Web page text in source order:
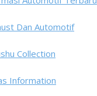
Dan Automotif
Collection
Information